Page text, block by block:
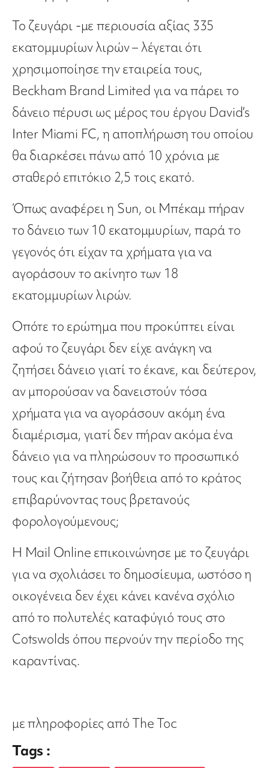
Το ζευγάρι -με περιουσία αξίας 335
εκατομμυρίων λιρών – λέγεται ότι
χρησιμοποίησε την εταιρεία τους,
Beckham Brand Limited για να πάρει το
δάνειο πέρυσι ως μέρος του έργου David’s
Inter Miami FC, η αποπλήρωση του οποίου
θα διαρκέσει πάνω από 10 χρόνια με
σταθερό επιτόκιο 2,5 τοις εκατό.
Όπως αναφέρει η Sun, οι Μπέκαμ πήραν
το δάνειο των 10 εκατομμυρίων, παρά το
γεγονός ότι είχαν τα χρήματα για να
αγοράσουν το ακίνητο των 18
εκατομμυρίων λιρών.
Οπότε το ερώτημα που προκύπτει είναι
αφού το ζευγάρι δεν είχε ανάγκη να
ζητήσει δάνειο γιατί το έκανε, και δεύτερον,
αν μπορούσαν να δανειστούν τόσα
χρήματα για να αγοράσουν ακόμη ένα
διαμέρισμα, γιατί δεν πήραν ακόμα ένα
δάνειο για να πληρώσουν το προσωπικό
τους και ζήτησαν βοήθεια από το κράτος
επιβαρύνοντας τους βρετανούς
φορολογούμενους;
Η Mail Online επικοινώνησε με το ζευγάρι
για να σχολιάσει το δημοσίευμα, ωστόσο η
οικογένεια δεν έχει κάνει κανένα σχόλιο
από το πολυτελές καταφύγιό τους στο
Cotswolds όπου περνούν την περίοδο της
καραντίνας.
με πληροφορίες από The Toc
Tags :